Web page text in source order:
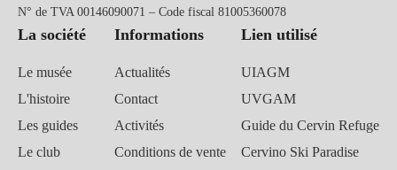
N° de TVA 00146090071 – Code fiscal 81005360078
La société
Le musée
L'histoire
Les guides
Le club
Informations
Actualités
Contact
Activités
Conditions de vente
Lien utilisé
UIAGM
UVGAM
Guide du Cervin Refuge
Cervino Ski Paradise